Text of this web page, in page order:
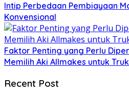
Intip Perbedaan Pembiayaan
Konvensional
Faktor Penting yang Perlu
Memilih Aki Allmakes untuk
Recent Post